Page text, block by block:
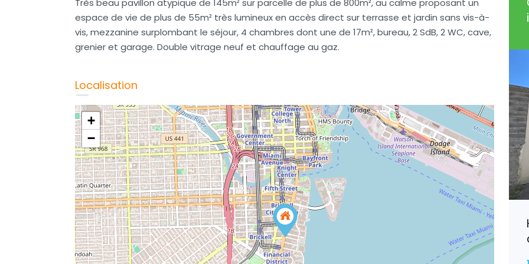
Très beau pavillon atypique de 145m² sur parcelle de plus de 800m², au calme proposant un
espace de vie de plus de 55m² très lumineux en accès direct sur terrasse et jardin sans vis-à-
vis, mezzanine surplombant le séjour, 4 chambres dont une de 17m², bureau, 2 SdB, 2 WC, cave,
grenier et garage. Double vitrage neuf et chauffage au gaz.
Localisation
+
−
Malleloy, Belle maison de 2013
231 000€ 242 000€ EXCLUSIVITÉ
Villers-en-Haye, Spacieuse
Maison